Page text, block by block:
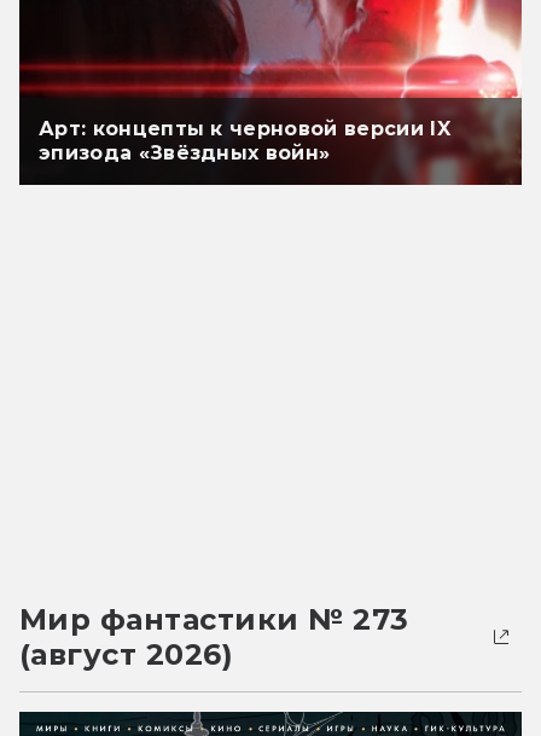
Арт: концепты к черновой версии IX
эпизода «Звёздных войн»
Мир фантастики № 273
(август 2026)